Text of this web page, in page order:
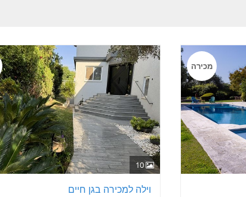
10
וילה למכירה בגן חיים
מכירה